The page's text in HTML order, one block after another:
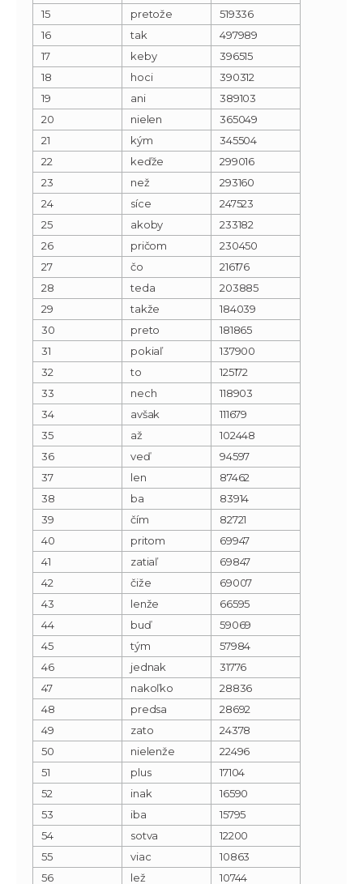
15
pretože
519336
16
tak
497989
17
keby
396515
18
hoci
390312
19
ani
389103
20
nielen
365049
21
kým
345504
22
keďže
299016
23
než
293160
24
síce
247523
25
akoby
233182
26
pričom
230450
27
čo
216176
28
teda
203885
29
takže
184039
30
preto
181865
31
pokiaľ
137900
32
to
125172
33
nech
118903
34
avšak
111679
35
až
102448
36
veď
94597
37
len
87462
38
ba
83914
39
čím
82721
40
pritom
69947
41
zatiaľ
69847
42
čiže
69007
43
lenže
66595
44
buď
59069
45
tým
57984
46
jednak
31776
47
nakoľko
28836
48
predsa
28692
49
zato
24378
50
nielenže
22496
51
plus
17104
52
inak
16590
53
iba
15795
54
sotva
12200
55
viac
10863
56
lež 10744